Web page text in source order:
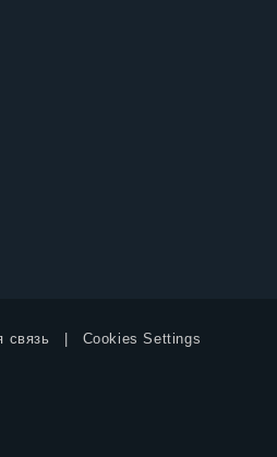
связь Cookies Settings